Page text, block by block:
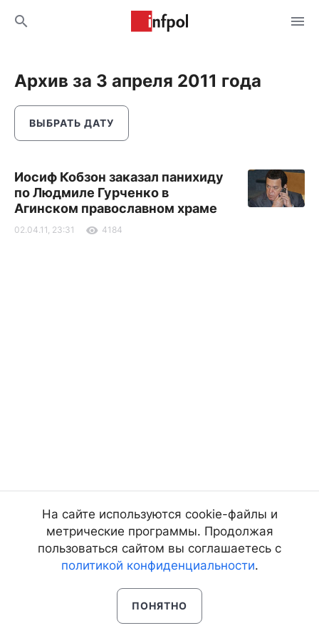
Архив за 3 апреля 2011 года
ВЫБРАТЬ ДАТУ
Иосиф Кобзон заказал панихиду
по Людмиле Гурченко в
Агинском православном храме
02.04.11, 23:31 4184
На сайте используются cookie-файлы и
метрические программы. Продолжая
пользоваться сайтом вы соглашаетесь с
политикой конфиденциальности.
ПОНЯТНО